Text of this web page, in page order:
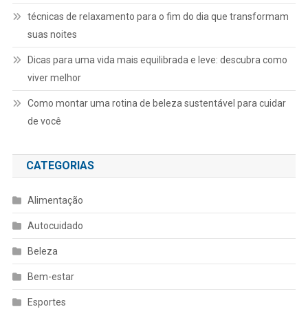
técnicas de relaxamento para o fim do dia que transformam
suas noites
Dicas para uma vida mais equilibrada e leve: descubra como
viver melhor
Como montar uma rotina de beleza sustentável para cuidar
de você
CATEGORIAS
Alimentação
Autocuidado
Beleza
Bem-estar
Esportes